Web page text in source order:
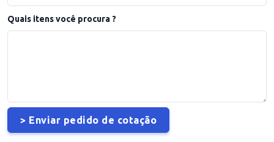
Quais itens você procura ?